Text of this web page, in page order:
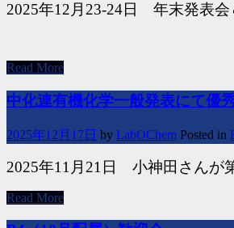
2025年12月23-24日 年末発表会
Read More
中化連有機化学一般発表にて優
2025年12月17日 by LabOChem Posted in
2025年11月21日 小神田さんが
Read More